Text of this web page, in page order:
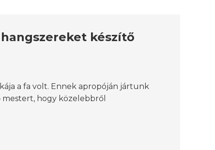
készítő
a fa volt. Ennek apropóján jártunk
hogy közelebbről